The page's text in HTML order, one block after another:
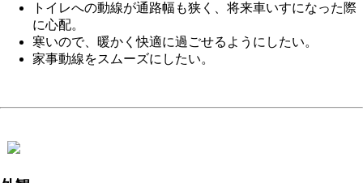
トイレへの動線が通路幅も狭く、将来車いすになった際
に心配。
寒いので、暖かく快適に過ごせるようにしたい。
家事動線をスムーズにしたい。